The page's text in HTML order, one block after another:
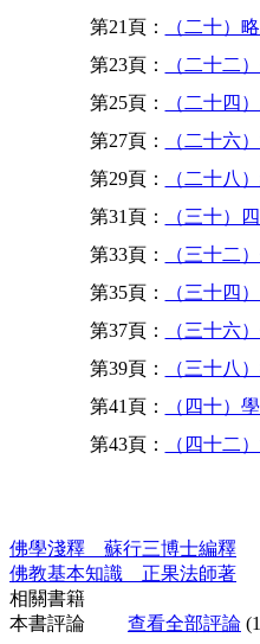
第21頁：
（二十）
第23頁：
（二十二
第25頁：
（二十四
第27頁：
（二十六
第29頁：
（二十八
第31頁：
（三十）
第33頁：
（三十二
第35頁：
（三十四
第37頁：
（三十六
第39頁：
（三十八
第41頁：
（四十）
第43頁：
（四十二
佛學淺釋 蘇行三博士編釋
佛教基本知識 正果法師著
相關書籍
本書評論
查看全部評論